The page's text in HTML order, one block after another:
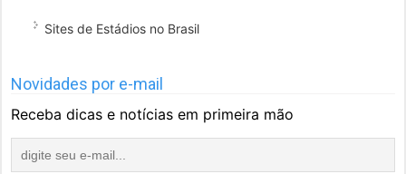
Sites de Estádios no Brasil
Novidades por e-mail
Receba dicas e notícias em primeira mão